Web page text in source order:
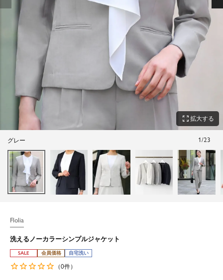
zoom_out_map 拡大する
グレー 1/23
Flolia
洗えるノーカラーシンプルジャケット
SALE 会員価格 自宅洗い
（0件）